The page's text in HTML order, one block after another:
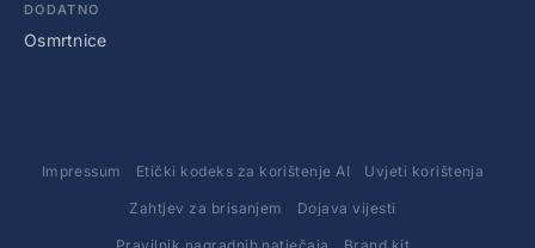
DODATNO
Osmrtnice
Impressum Etički kodeks za korištenje AI Uvjeti korištenja
Zahtjev za brisanjem Dojava vijesti